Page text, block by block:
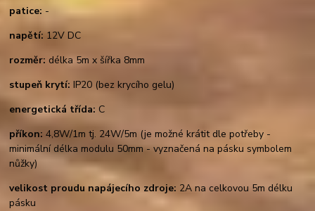
patice: -
napětí: 12V DC
rozměr: délka 5m x šířka 8mm
stupeň krytí:IP20 (bez krycího gelu)
energetická třída: C
příkon: 4,8W/1m tj. 24W/5m (je možné krátit dle potřeby -
minimální délka modulu 50mm - vyznačená na pásku symbolem
nůžky)
velikost proudu napájecího zdroje: 2A na celkovou 5m délku
pásku